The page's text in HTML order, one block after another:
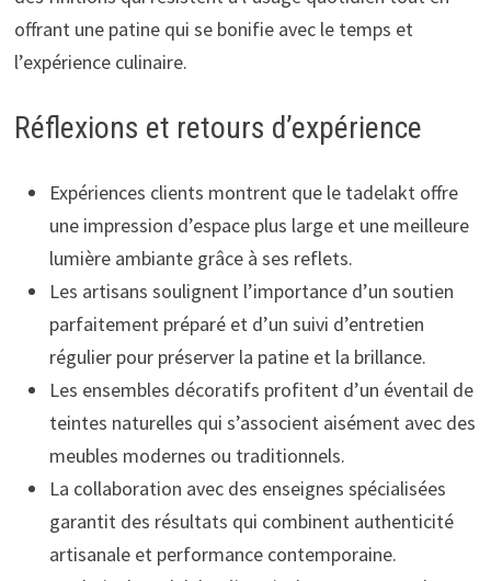
offrant une patine qui se bonifie avec le temps et
l’expérience culinaire.
Réflexions et retours d’expérience
Expériences clients montrent que le tadelakt offre
une impression d’espace plus large et une meilleure
lumière ambiante grâce à ses reflets.
Les artisans soulignent l’importance d’un soutien
parfaitement préparé et d’un suivi d’entretien
régulier pour préserver la patine et la brillance.
Les ensembles décoratifs profitent d’un éventail de
teintes naturelles qui s’associent aisément avec des
meubles modernes ou traditionnels.
La collaboration avec des enseignes spécialisées
garantit des résultats qui combinent authenticité
artisanale et performance contemporaine.